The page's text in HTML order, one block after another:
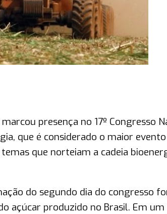
presença no 17º Congresso
que é considerado o maior
que norteiam a cadeia
do segundo dia do congresso
açúcar produzido no Brasil. Em um